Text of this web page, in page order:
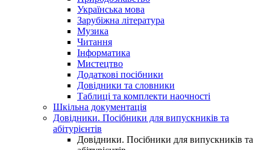
Українська мова
Зарубіжна література
Музика
Читання
Інформатика
Мистецтво
Додаткові посібники
Довідники та словники
Таблиці та комплекти наочності
Шкільна документація
Довідники. Посібники для випускників та
абітурієнтів
Довідники. Посібники для випускників та